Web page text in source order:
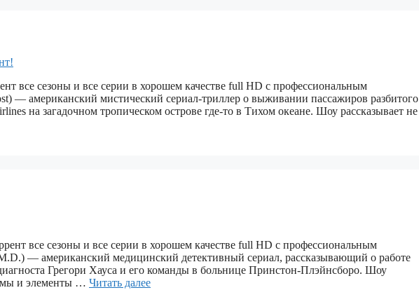
все сезоны и все серии в хорошем качестве full HD с профессиональным
— американский мистический сериал‑триллер о выживании пассажиров разбитого
на загадочном тропическом острове где‑то в Тихом океане. Шоу рассказывает не
все сезоны и все серии в хорошем качестве full HD с профессиональным
— американский медицинский детективный сериал, рассказывающий о работе
Грегори Хауса и его команды в больнице Принстон‑Плэйнсборо. Шоу
и элементы … Читать далее